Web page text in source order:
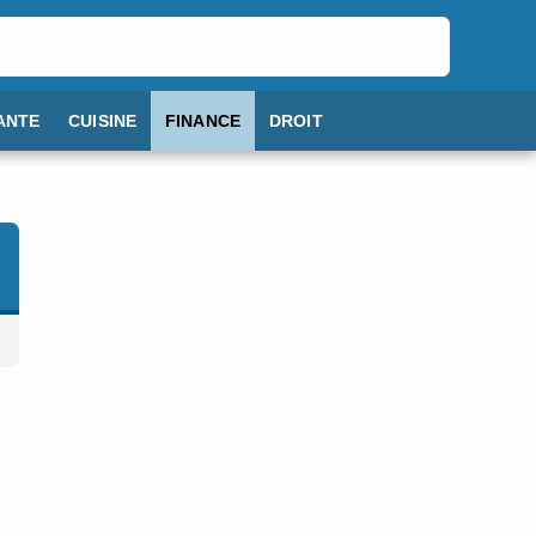
CUISINE FINANCE DROIT